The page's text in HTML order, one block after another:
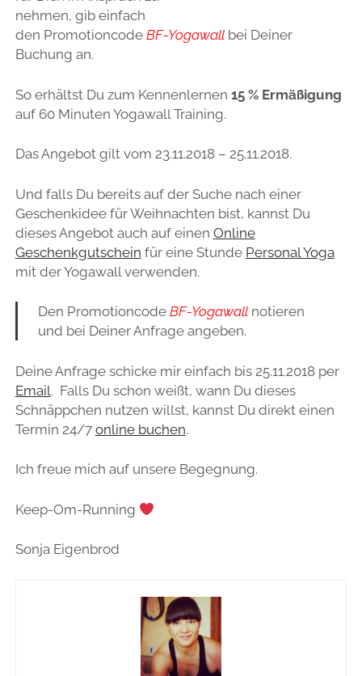
nehmen, gib einfach
den Promotioncode BF-Yogawallbei Deiner
Buchung an.
So erhältst Du zum Kennenlernen 15 % Ermäßigung
auf 60 Minuten Yogawall Training.
Das Angebot gilt vom 23.11.2018 – 25.11.2018.
Und falls Du bereits auf der Suche nach einer
Geschenkidee für Weihnachten bist, kannst Du
dieses Angebot auch auf einen Online
Geschenkgutschein für eine Stunde Personal Yoga
mit der Yogawall verwenden.
Den PromotioncodeBF-Yogawall notieren
und bei Deiner Anfrage angeben.
Deine Anfrage schicke mir einfach bis 25.11.2018 per
Email. Falls Du schon weißt, wann Du dieses
Schnäppchen nutzen willst, kannst Du direkt einen
Termin 24/7 online buchen.
Ich freue mich auf unsere Begegnung.
Keep-Om-Running
Sonja Eigenbrod